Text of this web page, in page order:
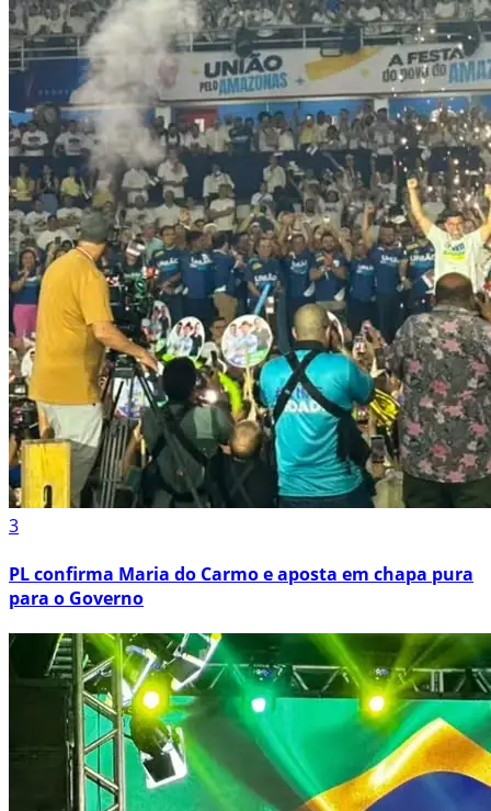
3
PL confirma Maria do Carmo e aposta em chapa pura
para o Governo